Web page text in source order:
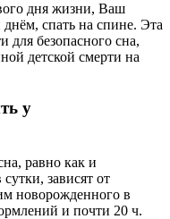
дня жизни, Ваш
спать на спине. Эта
для безопасного сна,
детской смерти на
у
равно как и
зависят от
новорожденного в
и почти 20 ч.